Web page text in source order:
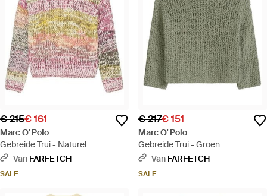
€ 215€ 161
Marc O' Polo
Gebreide Trui - Naturel
Van FARFETCH
SALE
€ 217€ 151
Marc O' Polo
Gebreide Trui - Groen
Van FARFETCH
SALE